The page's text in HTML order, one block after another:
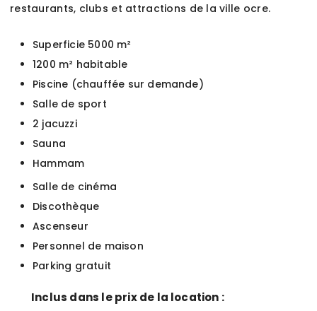
restaurants, clubs et attractions de la ville ocre.
Superficie 5000 m²
1200 m² habitable
Piscine (chauffée sur demande)
Salle de sport
2 jacuzzi
Sauna
Hammam
Salle de cinéma
Discothèque
Ascenseur
Personnel de maison
Parking gratuit
Inclus dans le prix de la location :